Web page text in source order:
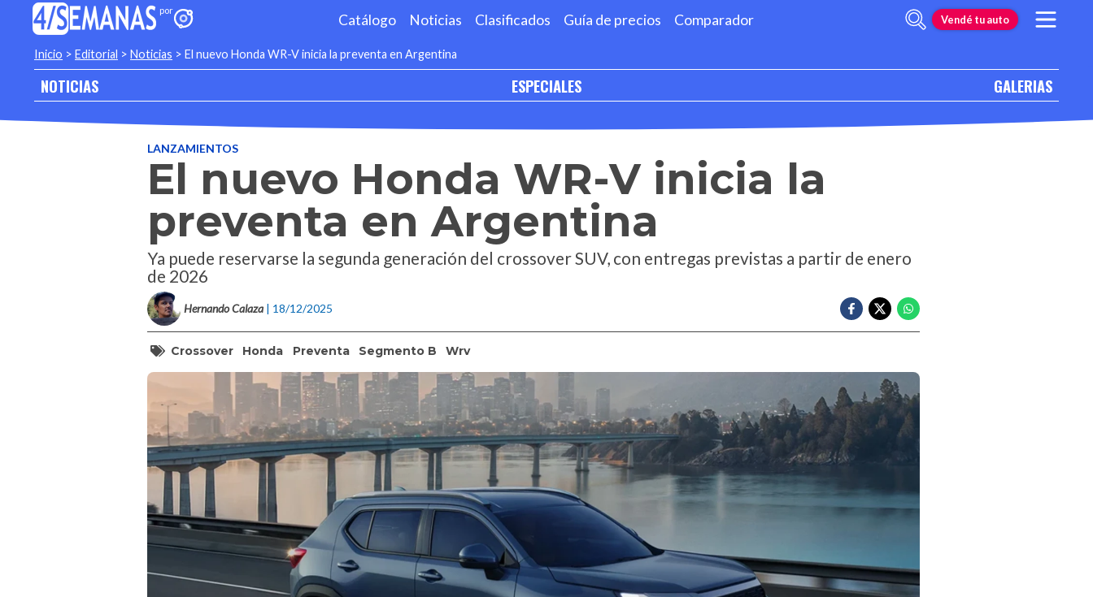
Catálogo Noticias Clasificados Guía de precios Comparador Vendé tu auto
Inicio > Editorial > Noticias > El nuevo Honda WR-V inicia la preventa en Argentina
NOTICIAS ESPECIALES GALERIAS
LANZAMIENTOS
El nuevo Honda WR-V inicia la
preventa en Argentina
Ya puede reservarse la segunda generación del crossover SUV, con entregas previstas a partir de enero
de 2026
Hernando Calaza | 18/12/2025
Crossover Honda Preventa Segmento B Wrv